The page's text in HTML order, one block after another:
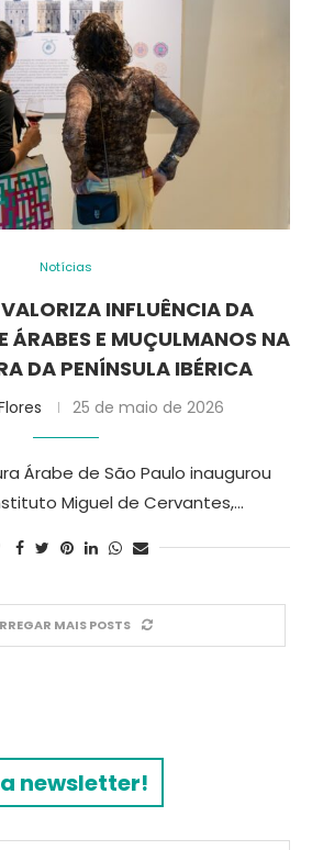
Notícias
INFLUÊNCIA DA
ÁRABES E MUÇULMANOS NA
DA PENÍNSULA IBÉRICA
25 de maio de 2026
Árabe de São Paulo inaugurou
Miguel de Cervantes,…
MAIS POSTS
newsletter!